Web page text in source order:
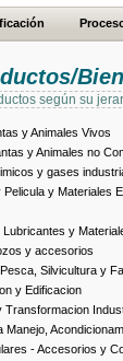
según su
y Animales Vivos
y Animales no
y gases
y Materiales
y
y accesorios
Silvicultura y
y Edificacion
Transformacion
- Accesorios y